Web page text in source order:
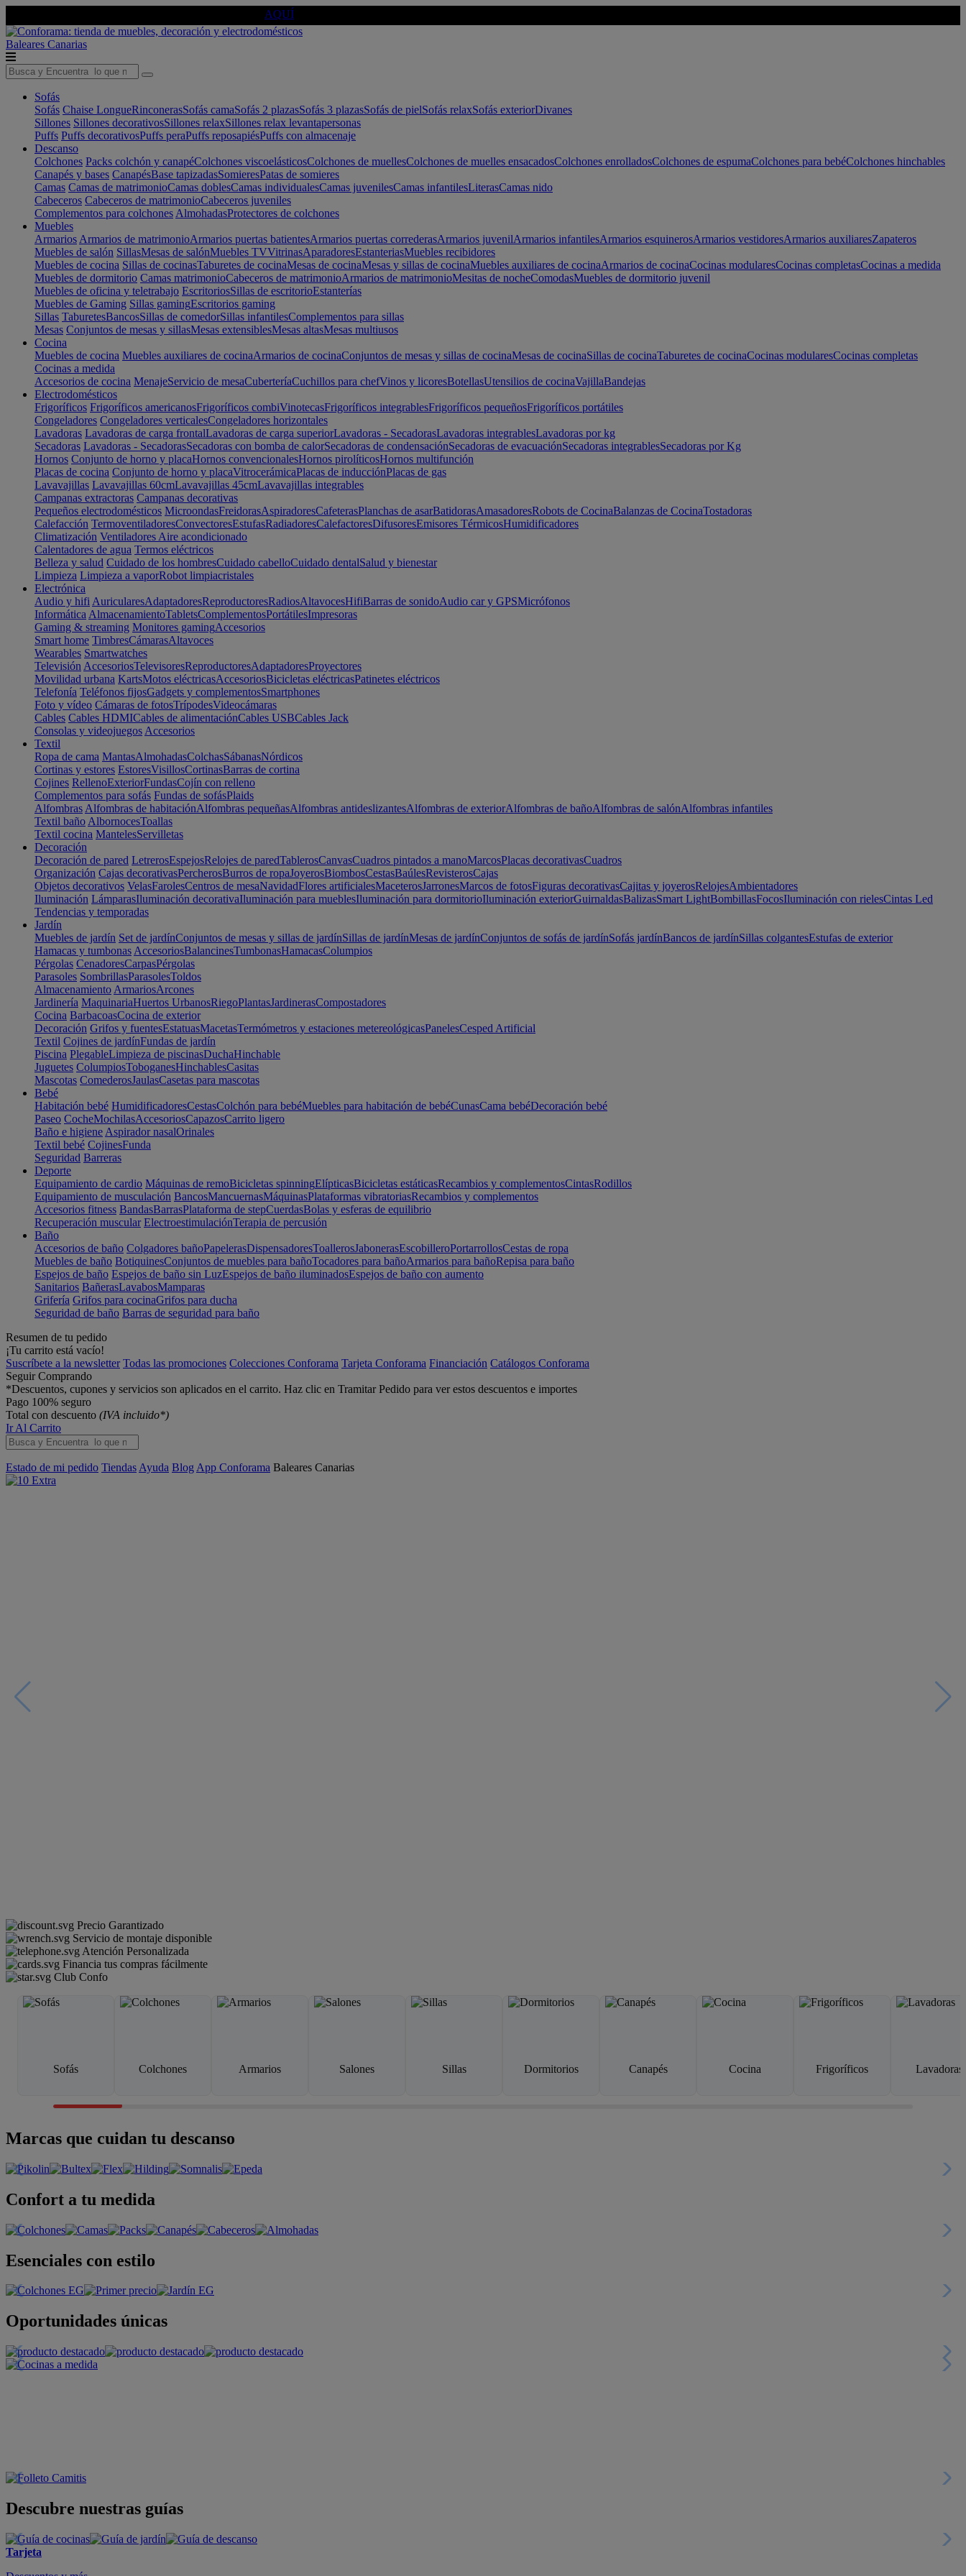
AQUÍ
Baleares Canarias
Sofás
Sofás Chaise LongueRinconerasSofás camaSofás 2 plazasSofás 3 plazasSofás de pielSofás relaxSofás exteriorDivanes
Sillones Sillones decorativosSillones relaxSillones relax levantapersonas
Puffs Puffs decorativosPuffs peraPuffs reposapiésPuffs con almacenaje
Descanso
Colchones Packs colchón y canapéColchones viscoelásticosColchones de muellesColchones de muelles ensacadosColchones enrolladosColchones de espumaColchones para bebéColchones hinchables
Canapés y bases CanapésBase tapizadasSomieresPatas de somieres
Camas Camas de matrimonioCamas doblesCamas individualesCamas juvenilesCamas infantilesLiterasCamas nido
Cabeceros Cabeceros de matrimonioCabeceros juveniles
Complementos para colchones AlmohadasProtectores de colchones
Muebles
Armarios Armarios de matrimonioArmarios puertas batientesArmarios puertas correderasArmarios juvenilArmarios infantilesArmarios esquinerosArmarios vestidoresArmarios auxiliaresZapateros
Muebles de salón SillasMesas de salónMuebles TVVitrinasAparadoresEstanteriasMuebles recibidores
Muebles de cocina Sillas de cocinasTaburetes de cocinaMesas de cocinaMesas y sillas de cocinaMuebles auxiliares de cocinaArmarios de cocinaCocinas modularesCocinas completasCocinas a medida
Muebles de dormitorio Camas matrimonioCabeceros de matrimonioArmarios de matrimonioMesitas de nocheComodasMuebles de dormitorio juvenil
Muebles de oficina y teletrabajo EscritoriosSillas de escritorioEstanterías
Muebles de Gaming Sillas gamingEscritorios gaming
Sillas TaburetesBancosSillas de comedorSillas infantilesComplementos para sillas
Mesas Conjuntos de mesas y sillasMesas extensiblesMesas altasMesas multiusos
Cocina
Muebles de cocina Muebles auxiliares de cocinaArmarios de cocinaConjuntos de mesas y sillas de cocinaMesas de cocinaSillas de cocinaTaburetes de cocinaCocinas modularesCocinas completas
Cocinas a medida
Accesorios de cocina MenajeServicio de mesaCuberteríaCuchillos para chefVinos y licoresBotellasUtensilios de cocinaVajillaBandejas
Electrodomésticos
Frigoríficos Frigoríficos americanosFrigoríficos combiVinotecasFrigoríficos integrablesFrigoríficos pequeñosFrigoríficos portátiles
Congeladores Congeladores verticalesCongeladores horizontales
Lavadoras Lavadoras de carga frontalLavadoras de carga superiorLavadoras - SecadorasLavadoras integrablesLavadoras por kg
Secadoras Lavadoras - SecadorasSecadoras con bomba de calorSecadoras de condensaciónSecadoras de evacuaciónSecadoras integrablesSecadoras por Kg
Hornos Conjunto de horno y placaHornos convencionalesHornos pirolíticosHornos multifunción
Placas de cocina Conjunto de horno y placaVitrocerámicaPlacas de inducciónPlacas de gas
Lavavajillas Lavavajillas 60cmLavavajillas 45cmLavavajillas integrables
Campanas extractoras Campanas decorativas
Pequeños electrodomésticos MicroondasFreidorasAspiradoresCafeterasPlanchas de asarBatidorasAmasadoresRobots de CocinaBalanzas de CocinaTostadoras
Calefacción TermoventiladoresConvectoresEstufasRadiadoresCalefactoresDifusoresEmisores TérmicosHumidificadores
Climatización Ventiladores Aire acondicionado
Calentadores de agua Termos eléctricos
Belleza y salud Cuidado de los hombresCuidado cabelloCuidado dentalSalud y bienestar
Limpieza Limpieza a vaporRobot limpiacristales
Electrónica
Audio y hifi AuricularesAdaptadoresReproductoresRadiosAltavocesHifiBarras de sonidoAudio car y GPSMicrófonos
Informática AlmacenamientoTabletsComplementosPortátilesImpresoras
Gaming & streaming Monitores gamingAccesorios
Smart home TimbresCámarasAltavoces
Wearables Smartwatches
Televisión AccesoriosTelevisoresReproductoresAdaptadoresProyectores
Movilidad urbana KartsMotos eléctricasAccesoriosBicicletas eléctricasPatinetes eléctricos
Telefonía Teléfonos fijosGadgets y complementosSmartphones
Foto y vídeo Cámaras de fotosTrípodesVideocámaras
Cables Cables HDMICables de alimentaciónCables USBCables Jack
Consolas y videojuegos Accesorios
Textil
Ropa de cama MantasAlmohadasColchasSábanasNórdicos
Cortinas y estores EstoresVisillosCortinasBarras de cortina
Cojines RellenoExteriorFundasCojín con relleno
Complementos para sofás Fundas de sofásPlaids
Alfombras Alfombras de habitaciónAlfombras pequeñasAlfombras antideslizantesAlfombras de exteriorAlfombras de bañoAlfombras de salónAlfombras infantiles
Textil baño AlbornocesToallas
Textil cocina MantelesServilletas
Decoración
Decoración de pared LetrerosEspejosRelojes de paredTablerosCanvasCuadros pintados a manoMarcosPlacas decorativasCuadros
Organización Cajas decorativasPercherosBurros de ropaJoyerosBiombosCestasBaúlesRevisterosCajas
Objetos decorativos VelasFarolesCentros de mesaNavidadFlores artificialesMaceterosJarronesMarcos de fotosFiguras decorativasCajitas y joyerosRelojesAmbientadores
Iluminación LámparasIluminación decorativaIluminación para mueblesIluminación para dormitorioIluminación exteriorGuirnaldasBalizasSmart LightBombillasFocosIluminación con rielesCintas Led
Tendencias y temporadas
Jardín
Muebles de jardín Set de jardínConjuntos de mesas y sillas de jardínSillas de jardínMesas de jardínConjuntos de sofás de jardínSofás jardínBancos de jardínSillas colgantesEstufas de exterior
Hamacas y tumbonas AccesoriosBalancinesTumbonasHamacasColumpios
Pérgolas CenadoresCarpasPérgolas
Parasoles SombrillasParasolesToldos
Almacenamiento ArmariosArcones
Jardinería MaquinariaHuertos UrbanosRiegoPlantasJardinerasCompostadores
Cocina BarbacoasCocina de exterior
Decoración Grifos y fuentesEstatuasMacetasTermómetros y estaciones metereológicasPanelesCesped Artificial
Textil Cojines de jardínFundas de jardín
Piscina PlegableLimpieza de piscinasDuchaHinchable
Juguetes ColumpiosToboganesHinchablesCasitas
Mascotas ComederosJaulasCasetas para mascotas
Bebé
Habitación bebé HumidificadoresCestasColchón para bebéMuebles para habitación de bebéCunasCama bebéDecoración bebé
Paseo CocheMochilasAccesoriosCapazosCarrito ligero
Baño e higiene Aspirador nasalOrinales
Textil bebé CojinesFunda
Seguridad Barreras
Deporte
Equipamiento de cardio Máquinas de remoBicicletas spinningElípticasBicicletas estáticasRecambios y complementosCintasRodillos
Equipamiento de musculación BancosMancuernasMáquinasPlataformas vibratoriasRecambios y complementos
Accesorios fitness BandasBarrasPlataforma de stepCuerdasBolas y esferas de equilibrio
Recuperación muscular ElectroestimulaciónTerapia de percusión
Baño
Accesorios de baño Colgadores bañoPapelerasDispensadoresToallerosJabonerasEscobilleroPortarrollosCestas de ropa
Muebles de baño BotiquinesConjuntos de muebles para bañoTocadores para bañoArmarios para bañoRepisa para baño
Espejos de baño Espejos de baño sin LuzEspejos de baño iluminadosEspejos de baño con aumento
Sanitarios BañerasLavabosMamparas
Grifería Grifos para cocinaGrifos para ducha
Seguridad de baño Barras de seguridad para baño
Resumen de tu pedido
¡Tu carrito está vacío!
Suscríbete a la newsletter Todas las promociones Colecciones Conforama Tarjeta Conforama Financiación Catálogos Conforama
Seguir Comprando
*Descuentos, cupones y servicios son aplicados en el carrito. Haz clic en Tramitar Pedido para ver estos descuentos e importes
Pago 100% seguro
Total con descuento (IVA incluido*)
Ir Al Carrito
Estado de mi pedido Tiendas Ayuda Blog App Conforama Baleares Canarias
Precio Garantizado
Servicio de montaje disponible
Atención Personalizada
Financia tus compras fácilmente
Club Confo
Sofás Colchones Armarios Salones Sillas Dormitorios Canapés Cocina Frigoríficos Lavadoras
Marcas que cuidan tu descanso
Confort a tu medida
Esenciales con estilo
Oportunidades únicas
Descubre nuestras guías
Tarjeta